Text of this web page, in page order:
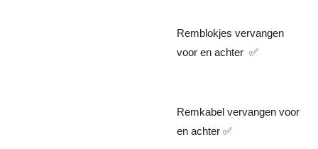
Remblokjes vervangen
voor en achter ✅️
Remkabel vervangen voor
en achter ✅️